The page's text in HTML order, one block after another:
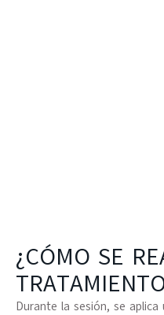
¿CÓMO SE
Durante la sesión, se aplica